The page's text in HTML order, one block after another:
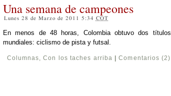
Una semana de campeones
Lunes 28 de Marzo de 2011 5:34 COT
En menos de 48 horas, Colombia obtuvo dos títulos
mundiales: ciclismo de pista y futsal.
Columnas,Con los taches arriba Comentarios (2)